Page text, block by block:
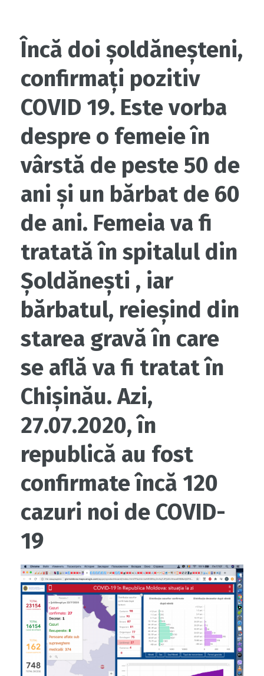
Încă doi șoldăneșteni,
confirmați pozitiv
COVID 19. Este vorba
despre o femeie în
vârstă de peste 50 de
ani și un bărbat de 60
de ani. Femeia va fi
tratată în spitalul din
Șoldănești , iar
bărbatul, reieșind din
starea gravă în care
se află va fi tratat în
Chișinău. Azi,
27.07.2020, în
republică au fost
confirmate încă 120
cazuri noi de COVID-
19